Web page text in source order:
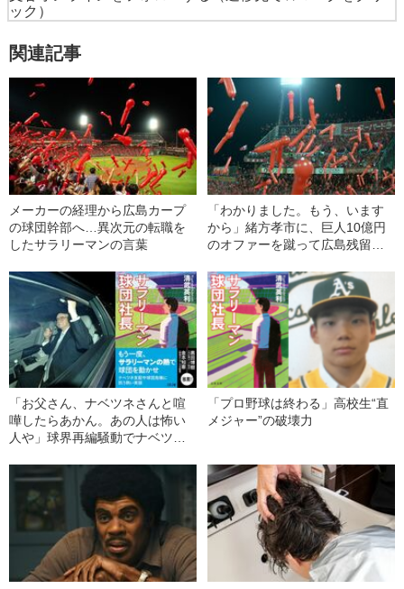
ック）
関連記事
メーカーの経理から広島カープ
の球団幹部へ…異次元の転職を
したサラリーマンの言葉
「わかりました。もう、います
から」緒方孝市に、巨人10億円
のオファーを蹴って広島残留を
「お父さん、ナベツネさんと喧
嘩したらあかん。あの人は怖い
人や」球界再編騒動でナベツネ
「プロ野球は終わる」高校生“直
メジャー”の破壊力